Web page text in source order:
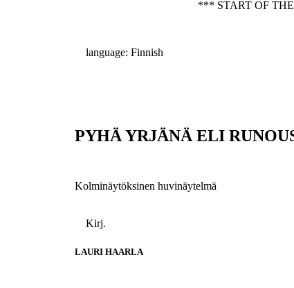
*** START OF
language: Finnish
PYHÄ YRJÄNÄ ELI
Kolminäytöksinen huvinäytelmä
Kirj.
LAURI HAARLA